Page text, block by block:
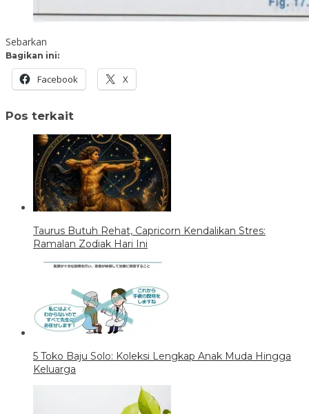
Sebarkan
Bagikan ini:
Facebook X
Pos terkait
Taurus Butuh Rehat, Capricorn Kendalikan Stres:
Ramalan Zodiak Hari Ini
5 Toko Baju Solo: Koleksi Lengkap Anak Muda Hingga
Keluarga